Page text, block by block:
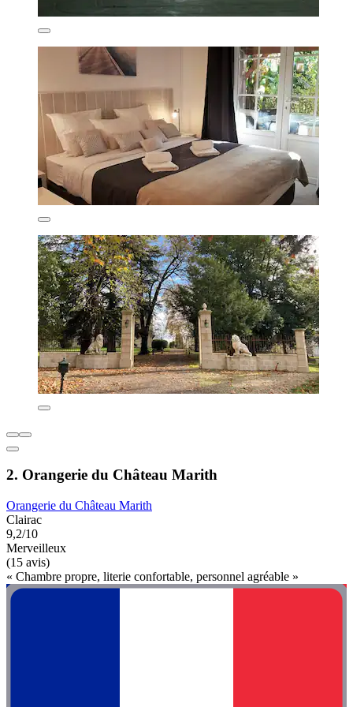
2. Orangerie du Château Marith
Orangerie du Château Marith
Clairac
9,2/10
Merveilleux
(15 avis)
« Chambre propre, literie confortable, personnel agréable »